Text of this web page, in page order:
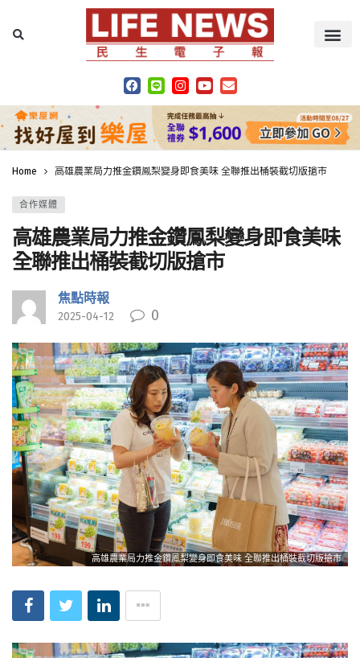
Home 高雄農業局力推金鑽鳳梨變身即食美味 全聯推出桶裝截切版搶市
合作媒體
高雄農業局力推金鑽鳳梨變身即食美味
全聯推出桶裝截切版搶市
焦點時報
2025-04-12 0
高雄農業局力推金鑽鳳梨變身即食美味 全聯推出桶裝截切版搶市